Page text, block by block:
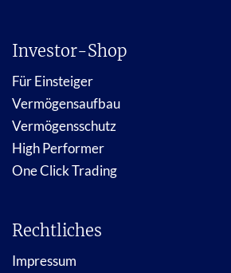
Investor-Shop
Für Einsteiger
Vermögensaufbau
Vermögensschutz
High Performer
One Click Trading
Rechtliches
Impressum